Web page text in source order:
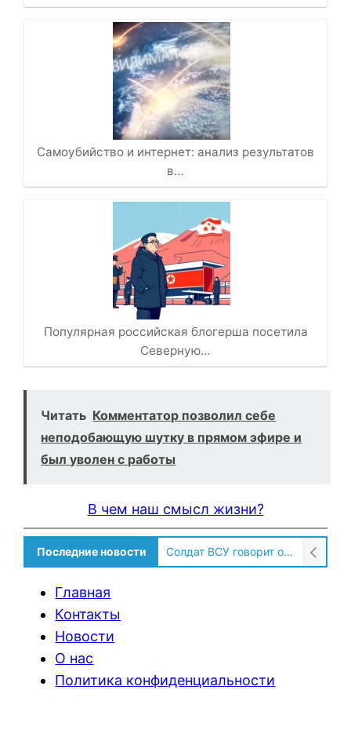
Самоубийство и интернет: анализ результатов
в…
Популярная российская блогерша посетила
Северную…
Читать Комментатор позволил себе
неподобающую шутку в прямом эфире и
был уволен с работы
В чем наш смысл жизни?
Последние новости Солдат ВСУ говорит о том, чтобы продавали топливо для ремонта техники в Угледаре
Главная
Контакты
Новости
О нас
Политика конфиденциальности